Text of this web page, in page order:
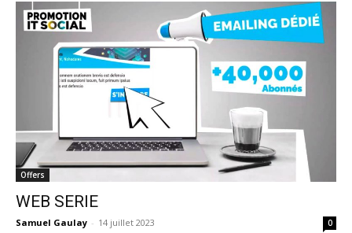
Offers
WEB SERIE
Samuel Gaulay - 14 juillet 2023 0